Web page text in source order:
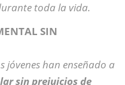
toda la vida.
SIN
jóvenes han enseñado a
sin prejuicios de